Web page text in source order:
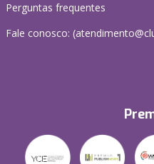
Perguntas frequentes
Fale conosco: